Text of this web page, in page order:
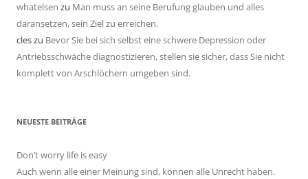
whatelsen zu Man muss an seine Berufung glauben und alles
daransetzen, sein Ziel zu erreichen.
cleszu Bevor Sie bei sich selbst eine schwere Depression oder
Antriebsschwäche diagnostizieren, stellen sie sicher, dass Sie nicht
komplett von Arschlöchern umgeben sind.
NEUESTE BEITRÄGE
Don’t worry life is easy
Auch wenn alle einer Meinung sind, können alle Unrecht haben.